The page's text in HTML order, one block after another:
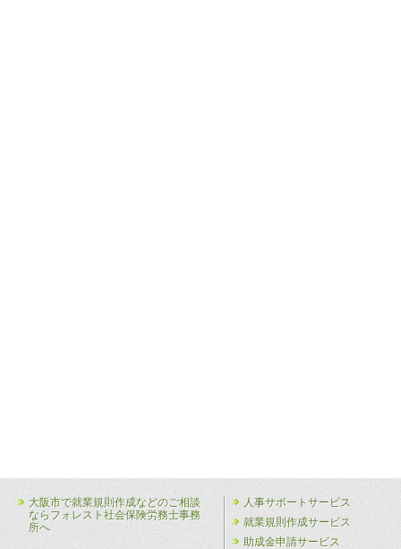
大阪市で就業規則作成などのご相談
ならフォレスト社会保険労務士事務
所へ
人事サポートサービス
就業規則作成サービス
助成金申請サービス